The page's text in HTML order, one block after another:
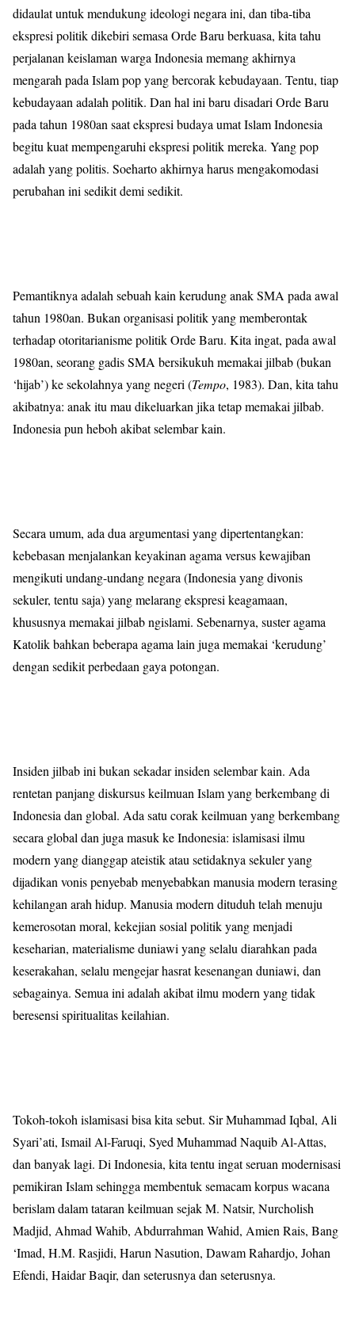
didaulat untuk mendukung ideologi negara ini, dan tiba-tiba
ekspresi politik dikebiri semasa Orde Baru berkuasa, kita tahu
perjalanan keislaman warga Indonesia memang akhirnya
mengarah pada Islam pop yang bercorak kebudayaan. Tentu, tiap
kebudayaan adalah politik. Dan hal ini baru disadari Orde Baru
pada tahun 1980an saat ekspresi budaya umat Islam Indonesia
begitu kuat mempengaruhi ekspresi politik mereka. Yang pop
adalah yang politis. Soeharto akhirnya harus mengakomodasi
perubahan ini sedikit demi sedikit.
Pemantiknya adalah sebuah kain kerudung anak SMA pada awal
tahun 1980an. Bukan organisasi politik yang memberontak
terhadap otoritarianisme politik Orde Baru. Kita ingat, pada awal
1980an, seorang gadis SMA bersikukuh memakai jilbab (bukan
‘hijab’) ke sekolahnya yang negeri (Tempo, 1983). Dan, kita tahu
akibatnya: anak itu mau dikeluarkan jika tetap memakai jilbab.
Indonesia pun heboh akibat selembar kain.
Secara umum, ada dua argumentasi yang dipertentangkan:
kebebasan menjalankan keyakinan agama versus kewajiban
mengikuti undang-undang negara (Indonesia yang divonis
sekuler, tentu saja) yang melarang ekspresi keagamaan,
khususnya memakai jilbab ngislami. Sebenarnya, suster agama
Katolik bahkan beberapa agama lain juga memakai ‘kerudung’
dengan sedikit perbedaan gaya potongan.
Insiden jilbab ini bukan sekadar insiden selembar kain. Ada
rentetan panjang diskursus keilmuan Islam yang berkembang di
Indonesia dan global. Ada satu corak keilmuan yang berkembang
secara global dan juga masuk ke Indonesia: islamisasi ilmu
modern yang dianggap ateistik atau setidaknya sekuler yang
dijadikan vonis penyebab menyebabkan manusia modern terasing
kehilangan arah hidup. Manusia modern dituduh telah menuju
kemerosotan moral, kekejian sosial politik yang menjadi
keseharian, materialisme duniawi yang selalu diarahkan pada
keserakahan, selalu mengejar hasrat kesenangan duniawi, dan
sebagainya. Semua ini adalah akibat ilmu modern yang tidak
beresensi spiritualitas keilahian.
Tokoh-tokoh islamisasi bisa kita sebut. Sir Muhammad Iqbal, Ali
Syari’ati, Ismail Al-Faruqi, Syed Muhammad Naquib Al-Attas,
dan banyak lagi. Di Indonesia, kita tentu ingat seruan modernisasi
pemikiran Islam sehingga membentuk semacam korpus wacana
berislam dalam tataran keilmuan sejak M. Natsir, Nurcholish
Madjid, Ahmad Wahib, Abdurrahman Wahid, Amien Rais, Bang
‘Imad, H.M. Rasjidi, Harun Nasution, Dawam Rahardjo, Johan
Efendi, Haidar Baqir, dan seterusnya dan seterusnya.